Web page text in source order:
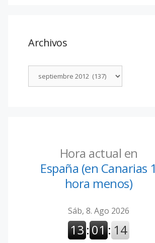
Archivos
Hora actual en
España (en Canarias 1
hora menos)